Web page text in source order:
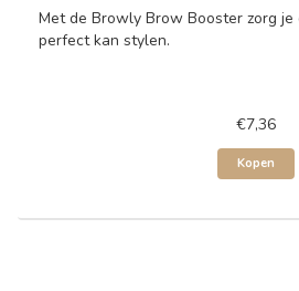
Met de Browly Brow Booster zorg
perfect kan stylen.
€7,36
Kopen